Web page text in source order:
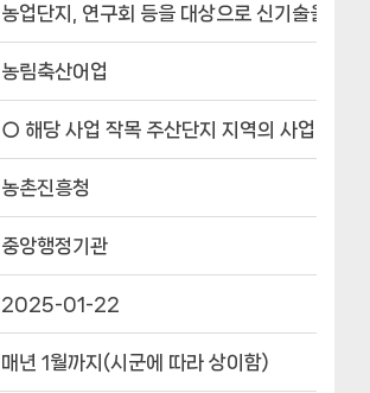
농업단지, 연구회 등을 대상으로 신기술을 보
농림축산어업
○ 해당 사업 작목 주산단지 지역의 사업 대상
농촌진흥청
중앙행정기관
2025-01-22
매년 1월까지(시군에 따라 상이함)